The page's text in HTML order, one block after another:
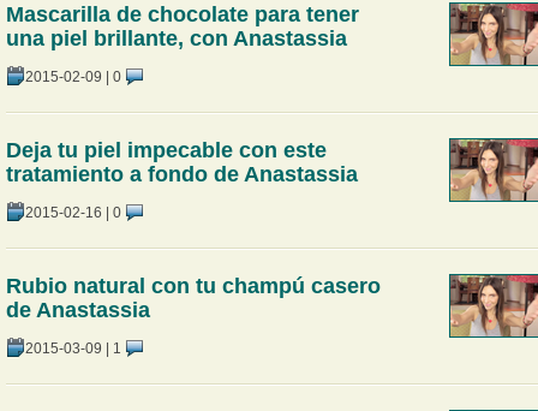
Mascarilla de chocolate para tener
una piel brillante, con Anastassia
2015-02-09 | 0
Deja tu piel impecable con este
tratamiento a fondo de Anastassia
2015-02-16 | 0
Rubio natural con tu champú casero
de Anastassia
2015-03-09 | 1